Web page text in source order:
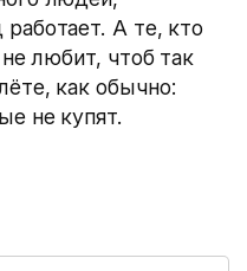
А те, кто
любит, чтоб так
как обычно:
не купят.